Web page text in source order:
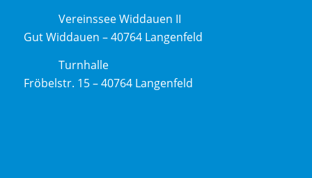
Vereinssee Widdauen II
Gut Widdauen – 40764 Langenfeld
Turnhalle
Fröbelstr. 15 – 40764 Langenfeld